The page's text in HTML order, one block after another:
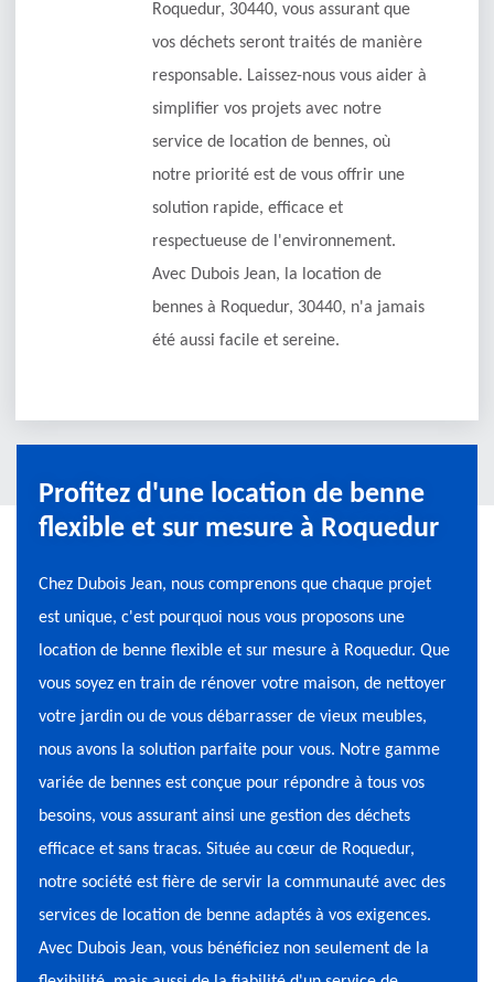
Roquedur, 30440, vous assurant que
vos déchets seront traités de manière
responsable. Laissez-nous vous aider à
simplifier vos projets avec notre
service de location de bennes, où
notre priorité est de vous offrir une
solution rapide, efficace et
respectueuse de l'environnement.
Avec Dubois Jean, la location de
bennes à Roquedur, 30440, n'a jamais
été aussi facile et sereine.
Profitez d'une location de benne
flexible et sur mesure à Roquedur
Chez Dubois Jean, nous comprenons que chaque projet
est unique, c'est pourquoi nous vous proposons une
location de benne flexible et sur mesure à Roquedur. Que
vous soyez en train de rénover votre maison, de nettoyer
votre jardin ou de vous débarrasser de vieux meubles,
nous avons la solution parfaite pour vous. Notre gamme
variée de bennes est conçue pour répondre à tous vos
besoins, vous assurant ainsi une gestion des déchets
efficace et sans tracas. Située au cœur de Roquedur,
notre société est fière de servir la communauté avec des
services de location de benne adaptés à vos exigences.
Avec Dubois Jean, vous bénéficiez non seulement de la